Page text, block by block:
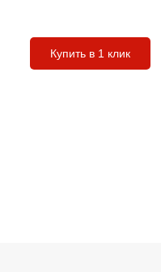
Купить в 1 клик